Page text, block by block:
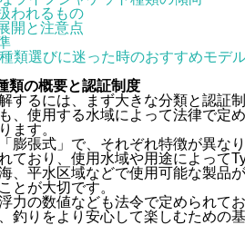
われるもの
開と注意点
類選びに迷った時のおすすめモデ
類の概要と認証制度
するには、まず大きな分類と認証
、使用する水域によって法律で定
ます。
膨張式」で、それぞれ特徴が異な
ており、使用水域や用途によって
、平水区域などで使用可能な製品
とが大切です。
力の数値なども法令で定められて
釣りをより安心して楽しむための基